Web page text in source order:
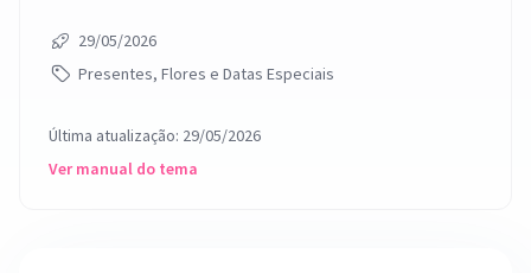
29/05/2026
Presentes, Flores e Datas Especiais
Última atualização: 29/05/2026
Ver manual do tema